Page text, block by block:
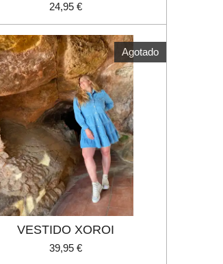
24,95 €
Agotado
VESTIDO XOROI
39,95 €